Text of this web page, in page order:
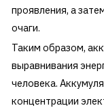
проявления, а
очаги.
Таким образом,
выравнивания
человека.
концентрации